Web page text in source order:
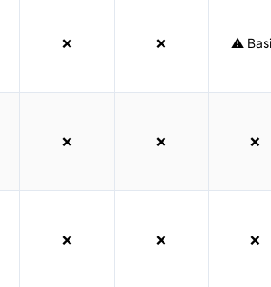
❌ ❌ ⚠️
❌ ❌ ❌
❌ ❌ ❌